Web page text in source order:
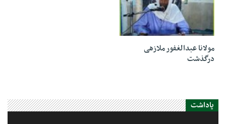
20 ژانویه 2024
مولانا عبدالغفور ملازهی
درگذشت
یاداشت